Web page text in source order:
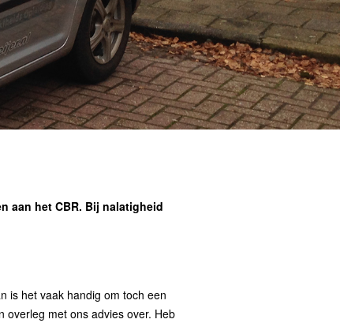
aan het CBR. Bij nalatigheid
is het vaak handig om toch een
overleg met ons advies over. Heb